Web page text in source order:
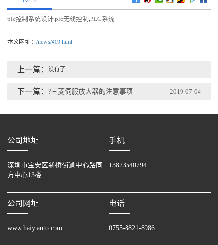
plc控制系统设计,plc无线控制 ,PLC系统
本文网址： /news/419.html
上一篇： 没有了
下一篇： ?三菱伺服放大器的注意事项 2019-07-04
公司地址
深圳市宝安区新桥街道中心路同
方中心13楼
手机
13823540794
公司网址
www.haiyiauto.com
电话
0755-8821-8986